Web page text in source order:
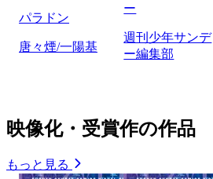
パラドン
唐々煙/一陽基
ー
週刊少年サンデ
ー編集部
映像化・受賞作の作品
もっと見る